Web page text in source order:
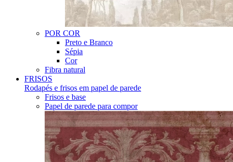
POR COR
Preto e Branco
Sépia
Cor
Fibra natural
FRISOS
Rodapés e frisos em papel de parede
Frisos e base
Papel de parede para compor